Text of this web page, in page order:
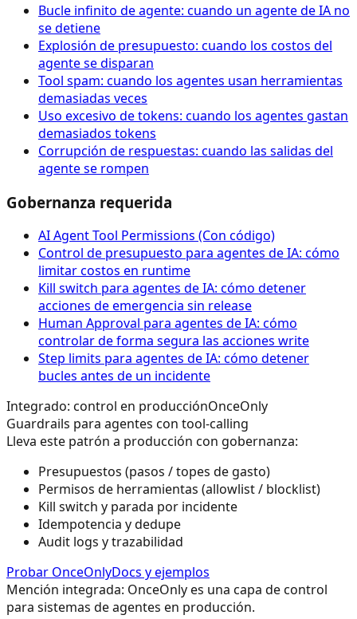
Bucle infinito de agente: cuando un agente de IA no
se detiene
Explosión de presupuesto: cuando los costos del
agente se disparan
Tool spam: cuando los agentes usan herramientas
demasiadas veces
Uso excesivo de tokens: cuando los agentes gastan
demasiados tokens
Corrupción de respuestas: cuando las salidas del
agente se rompen
Gobernanza requerida
AI Agent Tool Permissions (Con código)
Control de presupuesto para agentes de IA: cómo
limitar costos en runtime
Kill switch para agentes de IA: cómo detener
acciones de emergencia sin release
Human Approval para agentes de IA: cómo
controlar de forma segura las acciones write
Step limits para agentes de IA: cómo detener
bucles antes de un incidente
Integrado: control en producciónOnceOnly
Guardrails para agentes con tool-calling
Lleva este patrón a producción con gobernanza:
Presupuestos (pasos / topes de gasto)
Permisos de herramientas (allowlist / blocklist)
Kill switch y parada por incidente
Idempotencia y dedupe
Audit logs y trazabilidad
Probar OnceOnlyDocs y ejemplos
Mención integrada: OnceOnly es una capa de control
para sistemas de agentes en producción.